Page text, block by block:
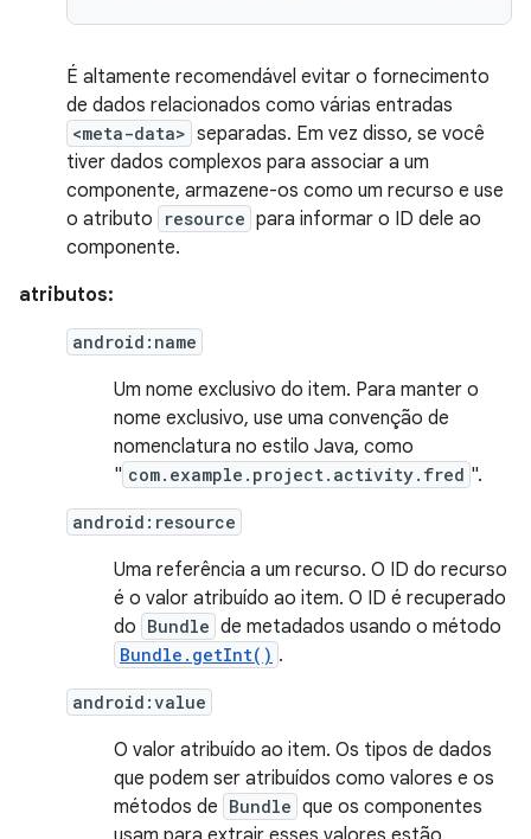
É altamente recomendável evitar o fornecimento
de dados relacionados como várias entradas
<meta-data> separadas. Em vez disso, se você
tiver dados complexos para associar a um
componente, armazene-os como um recurso e use
o atributo
resource para informar o ID dele ao
componente.
atributos:
android:name
Um nome exclusivo do item. Para manter o
nome exclusivo, use uma convenção de
nomenclatura no estilo Java, como
" com.example.project.activity.fred ".
android:resource
Uma referência a um recurso. O ID do recurso
é o valor atribuído ao item. O ID é recuperado
do Bundle de metadados usando o método
Bundle.getInt() .
android:value
O valor atribuído ao item. Os tipos de dados
que podem ser atribuídos como valores e os
métodos de Bundle que os componentes